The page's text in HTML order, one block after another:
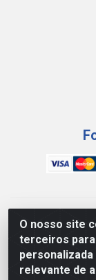
O nosso site
terceiros
relevante de
WING
DE
PATRÍCIA